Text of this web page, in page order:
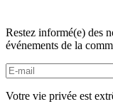
Restez informé(e) des
événements de la
Votre vie privée est